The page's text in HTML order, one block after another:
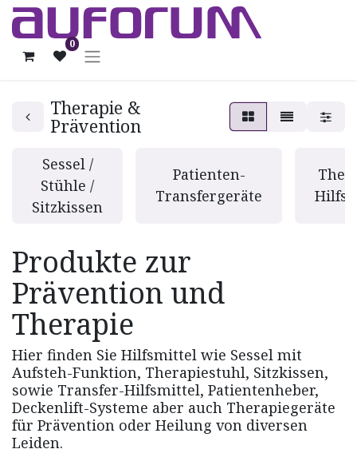
0
Therapie &
Prävention
Sessel /
Stühle /
Sitzkissen
Patienten-
Transfergeräte
Produkte zur
Prävention und
Therapie
Hier finden Sie Hilfsmittel wie Sessel mit
Aufsteh-Funktion, Therapiestuhl, Sitzkissen,
sowie Transfer-Hilfsmittel, Patientenheber,
Deckenlift-Systeme aber auch Therapiegeräte
für Prävention oder Heilung von diversen
Leiden.